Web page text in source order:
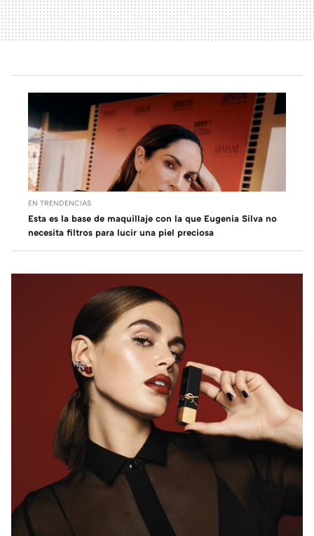
EN TRENDENCIAS
Esta es la base de maquillaje con la que Eugenia Silva no
necesita filtros para lucir una piel preciosa